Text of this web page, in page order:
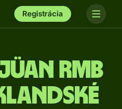
Registrácia
RMB